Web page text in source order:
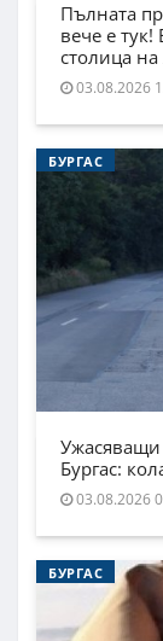
Пълната
вече е
столица на
03.08.2026
БУРГАС
Ужасяващи
Бургас:
03.08.2026
БУРГАС